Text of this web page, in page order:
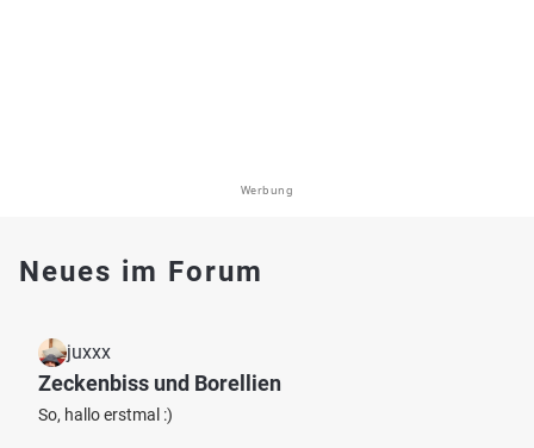
Werbung
Neues im Forum
juxxx
Zeckenbiss und Borellien
So, hallo erstmal :)